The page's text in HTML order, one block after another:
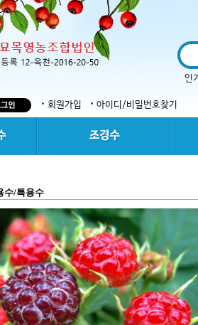
인
회원가입 아이디/비밀번호찾기
수/특용수